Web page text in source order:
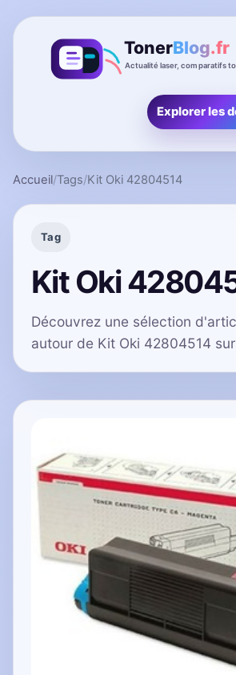
Explorer les
Accueil/Tags/Kit Oki 42804514
Tag
Kit Oki
Découvrez une sélection
autour de Kit Oki 42804514